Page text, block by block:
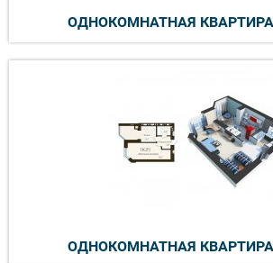
ОДНОКОМНАТНАЯ
ОДНОКОМНАТНАЯ